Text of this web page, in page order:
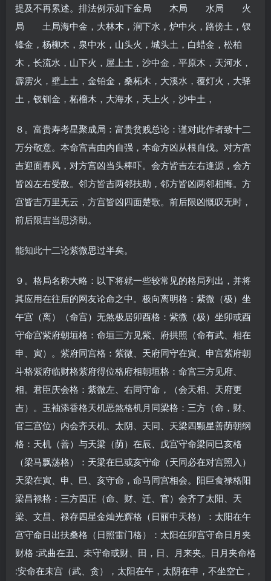
提及不再累述。排法例示如下金局 木局 水局 火
局 土局海中金，大林木，涧下水，炉中火，路傍土，钗
锋金，杨柳木，泉中水，山头火，城头土，白蜡金，松柏
木，长流水，山下火，屋上土，沙中金，平原木，天河水，
霹雳火，壁上土，金铂金，桑柘木，大溪水，覆灯火，大驿
土，钗钏金，柘榴木，大海水，天上火，沙中土，
８。富贵寿考星聚成局：富贵贫贱总论：谨对此作者致十二
万分敬意。本命宫吉由内自强，本命方凶从根自伐。对方宫
吉迎面春风，对方宫凶当头棒吓。会方皆吉左右逢源，会方
皆凶左右受敌。邻方皆吉两邻扶助，邻方皆凶两邻相悔。方
宫皆吉万里无云，方宫皆凶四面楚歌。前后限凶慨叹无时，
前后限吉当思济助。
能知此十二论紫微思过半矣。
９。格局名称大略：以下将就一些较常见的格局列出，并将
其应用在往后的网友论命之中。极向离明格：紫微（极）坐
午宫（离）（命宫）无煞极居卯酉格：紫微（极）坐卯或酉
守命宫紫府朝垣格：命垣三方见紫、府拱照（命有武、相在
申、寅）。紫府同宫格：紫微、天府同守在寅、申宫紫府朝
斗格紫府临财格紫府得位格府相朝垣格：命宫三方见府、
相。君臣庆会格：紫微左、右同守命，（会天相、天府更
吉）。玉袖添香格天机恶煞格机月同梁格：三方（命，财、
官三宫位）内会齐天机、太阴、天同、天梁四颗星善荫朝纲
格：天机（善）与天梁（荫）在辰、戊宫守命梁同巳亥格
（梁马飘荡格）：天梁在巳或亥守命（天同必在对宫照入）
天梁在寅、申、巳、亥守命，命马同宫相会。阳巨食禄格阳
梁昌禄格：三方四正（命、财、迁、官）会齐了太阳、天
梁、文昌、禄存四星金灿光辉格（日丽中天格）：太阳在午
宫守命日出扶桑格（日照雷门格）：太阳在卯宫守命日月夹
财格 :武曲在丑、未守命或财、田，日、月来夹。日月夹命格
:安命在未宫（武、贪），太阳在午，太阴在申，不坐空亡，